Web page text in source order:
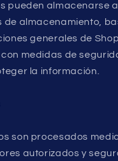
pueden almacenarse
de almacenamiento,
generales de
medidas de
la información.
son procesados
autorizados y